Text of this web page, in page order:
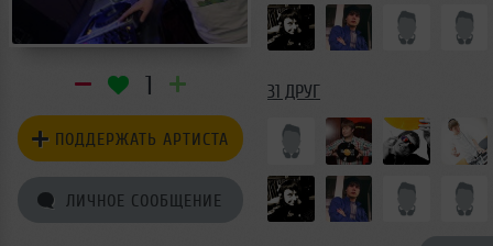
1
ПОДДЕРЖАТЬ АРТИСТА
ЛИЧНОЕ СООБЩЕНИЕ
31 ДРУГ